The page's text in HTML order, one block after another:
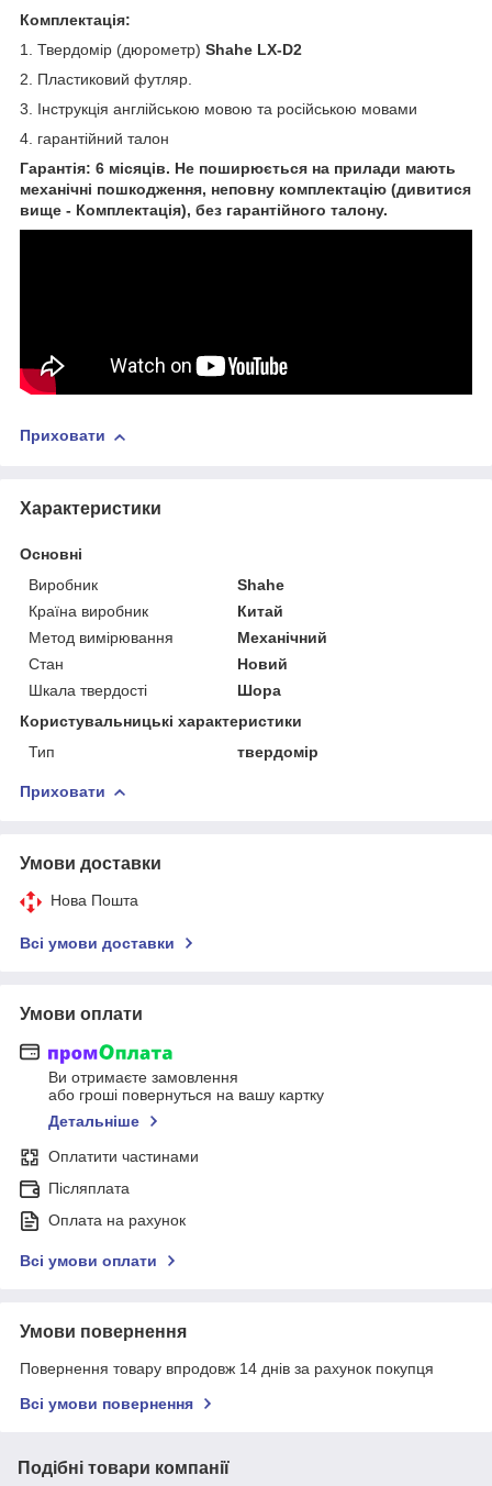
Комплектація:
1. Твердомір (дюрометр) Shahe LX-D2
2. Пластиковий футляр.
3. Інструкція англійською мовою та російською мовами
4. гарантійний талон
Гарантія: 6 місяців. Не поширюється на прилади мають
механічні пошкодження, неповну комплектацію (дивитися
вище - Комплектація), без гарантійного талону.
Приховати
Характеристики
Основні
Виробник
Shahe
Країна виробник
Китай
Метод вимірювання
Механічний
Стан
Новий
Шкала твердості
Шора
Користувальницькі характеристики
Тип
твердомір
Приховати
Умови доставки
Нова Пошта
Всі умови доставки
Умови оплати
Ви отримаєте замовлення
або гроші повернуться на вашу картку
Детальніше
Оплатити частинами
Післяплата
Оплата на рахунок
Всі умови оплати
Умови повернення
Повернення товару впродовж 14 днів за рахунок покупця
Всі умови повернення
Подібні товари компанії